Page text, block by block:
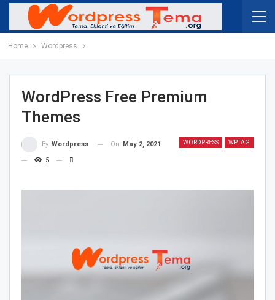
Home Wordpress
WordPress Free Premium
Themes
WORDPRESS WPTAG
By Wordpress On May 2, 2021
5